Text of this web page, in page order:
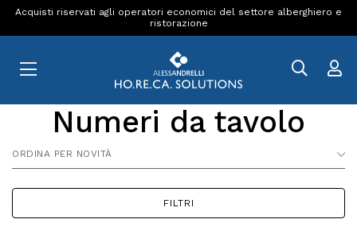
Acquisti riservati agli operatori economici del settore alberghiero e
ristorazione
Numeri da tavolo
ORDINA PER NOVITÀ
FILTRI